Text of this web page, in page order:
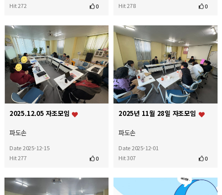
Hit 272
0
Hit 278
0
2025.12.05 자조모임
파도손
Date 2025-12-15
Hit 277
0
2025년 11월 28일 자조모임
파도손
Date 2025-12-01
Hit 307
0